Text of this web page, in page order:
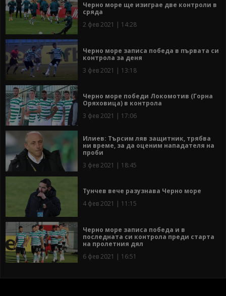
Черно море ще изиграе две контроли в
сряда
2 фев 2021 | 14:28
Черно море записа победа в първата си
контрола за деня
3 фев 2021 | 13:18
Черно море победи Локомотив (Горна
Оряховица) в контрола
3 фев 2021 | 17:06
Илиев: Търсим ляв защитник, трябва
ни време, за да оценим нападателя на
проби
3 фев 2021 | 18:45
Тунчев вече разузнава Черно море
4 фев 2021 | 11:15
Черно море записа победа и в
последната си контрола преди старта
на пролетния дял
6 фев 2021 | 16:51